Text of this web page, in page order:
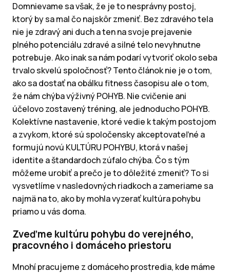
Domnievame sa však, že je to nesprávny postoj,
ktorý by sa mal čo najskôr zmeniť. Bez zdravého tela
nie je zdravý ani duch a ten na svoje prejavenie
plného potenciálu zdravé a silné telo nevyhnutne
potrebuje. Ako inak sa nám podarí vytvoriť okolo seba
trvalo skvelú spoločnosť? Tento článok nie je o tom,
ako sa dostať na obálku fitness časopisu ale o tom,
že nám chýba výživný POHYB. Nie cvičenie ani
účelovo zostavený tréning, ale jednoducho POHYB.
Kolektívne nastavenie, ktoré vedie k takým postojom
a zvykom, ktoré sú spoločensky akceptovateľné a
formujú novú KULTÚRU POHYBU, ktorá v našej
identite a štandardoch zúfalo chýba. Čo s tým
môžeme urobiť a prečo je to dôležité zmeniť? To si
vysvetlíme v nasledovných riadkoch a zameriame sa
najmä na to, ako by mohla vyzerať kultúra pohybu
priamo u vás doma.
Zveďme kultúru pohybu do verejného,
pracovného i domáceho priestoru
Mnohí pracujeme z domáceho prostredia, kde máme